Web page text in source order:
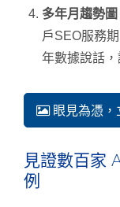
多年月趨勢
戶SEO服務
年數據說話，
眼見為憑，
見證數百家
例